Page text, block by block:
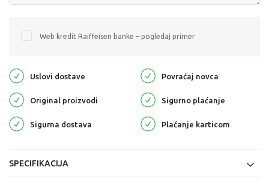
Web kredit Raiffeisen banke – pogledaj primer
Uslovi dostave Povraćaj novca
Original proizvodi Sigurno plaćanje
Sigurna dostava Plaćanje karticom
SPECIFIKACIJA